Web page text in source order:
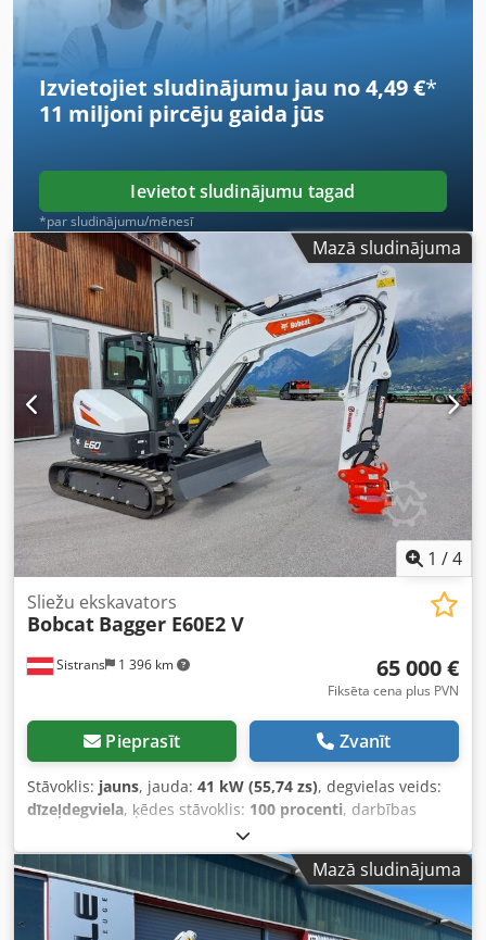
Izvietojiet sludinājumu jau no 4,49 €*
11 miljoni pircēju gaida jūs
Ievietot sludinājumu tagad
*par sludinājumu/mēnesī
Mazā sludinājuma
1 /4
Sistrans 1 396 km
Sliežu ekskavators
Bobcat Bagger E60E2 V
65 000 €
Fiksēta cena plus PVN
Pieprasīt Zvanīt
Stāvoklis: jauns, jauda: 41 kW (55,74 zs), degvielas veids:
dīzeļdegviela, ķēdes stāvoklis: 100 procenti, darbības
gumijas kāpurķēdes
Mazā sludinājuma